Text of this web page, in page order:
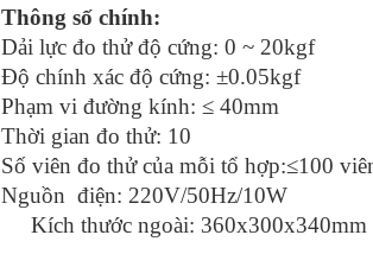
Thông số chính:
Dải lực đo thử độ cứng: 0 ~ 20kgf
Độ chính xác độ cứng: ±0.05kgf
Phạm vi đường kính: ≤ 40mm
Thời gian đo thử: 10
Số viên đo thử của mỗi tổ hợp:≤100
Nguồn điện: 220V/50Hz/10W
Kích thước ngoài: 360x300x340mm